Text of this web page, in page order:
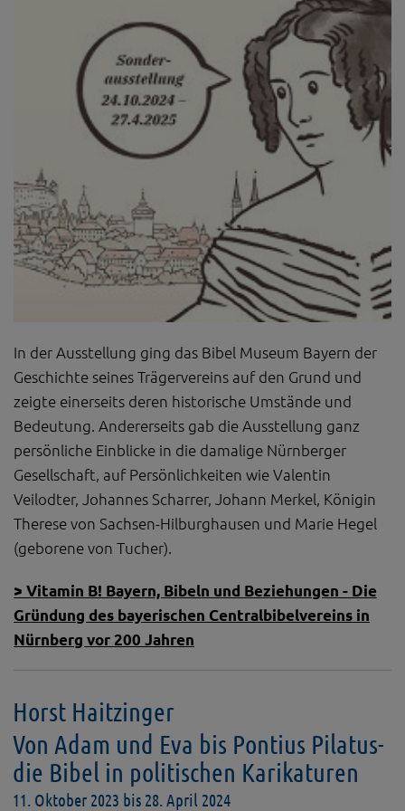
Diese Website nutzt Matomo Analytics für die Auswertung der
Seitenaufrufe als Statistik. Die hierdurch gespeicherten Daten werden
ausschließlich auf unseren eigenen Servern gespeichert. Eine
Übertragung an Dritte erfolgt nicht. Wir verwenden die Funktion
AnonymizeIP zur Anonymisierung Ihrer IP-Adresse, so dass diese gekürzt
wird und nicht mehr Ihrem Besuch auf unserer Internetseite zugeordnet
werden kann.
YouTube / Vimeo
Videos werden über die Plattformen YouTube oder Vimeo eingebunden.
Wir nutzen YouTube im erweiterten Datenschutzmodus. Dieser Modus
bewirkt laut YouTube, dass YouTube keine Informationen über die
Besucher auf dieser Website speichert, bevor diese sich das Video
ansehen.
Eingebundene Inhalte
Optional sind externe Inhalte auf den Seiten dieser Website
eingebunden. Das können Kartendienste wie z.B. Google Maps sein
oder auch Anwendungen einer externen Website.
In der Ausstellung ging das Bibel Museum Bayern der
Geschichte seines Trägervereins auf den Grund und
zeigte einerseits deren historische Umstände und
Bedeutung. Andererseits gab die Ausstellung ganz
persönliche Einblicke in die damalige Nürnberger
Gesellschaft, auf Persönlichkeiten wie Valentin
Veilodter, Johannes Scharrer, Johann Merkel, Königin
Therese von Sachsen-Hilburghausen und Marie Hegel
(geborene von Tucher).
> Vitamin B! Bayern, Bibeln und Beziehungen - Die
Gründung des bayerischen Centralbibelvereins in
Nürnberg vor 200 Jahren
Horst Haitzinger
Von Adam und Eva bis Pontius Pilatus-
die Bibel in politischen Karikaturen
11. Oktober 2023 bis 28. April 2024